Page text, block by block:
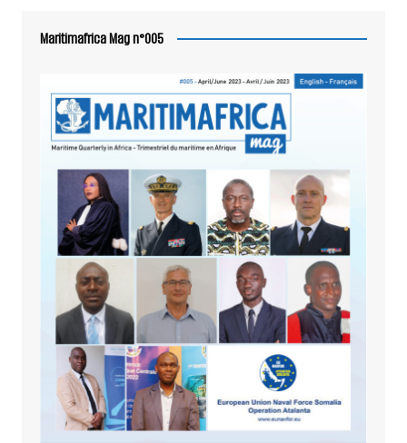
Maritimafrica Mag n°005